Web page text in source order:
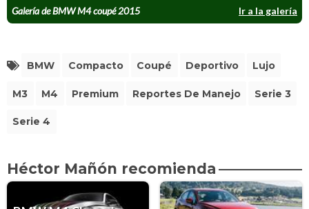
Galería de BMW M4 coupé 2015 Ir a la galería
BMW Compacto Coupé Deportivo Lujo
M3 M4 Premium Reportes De Manejo Serie 3
Serie 4
Héctor Mañón recomienda